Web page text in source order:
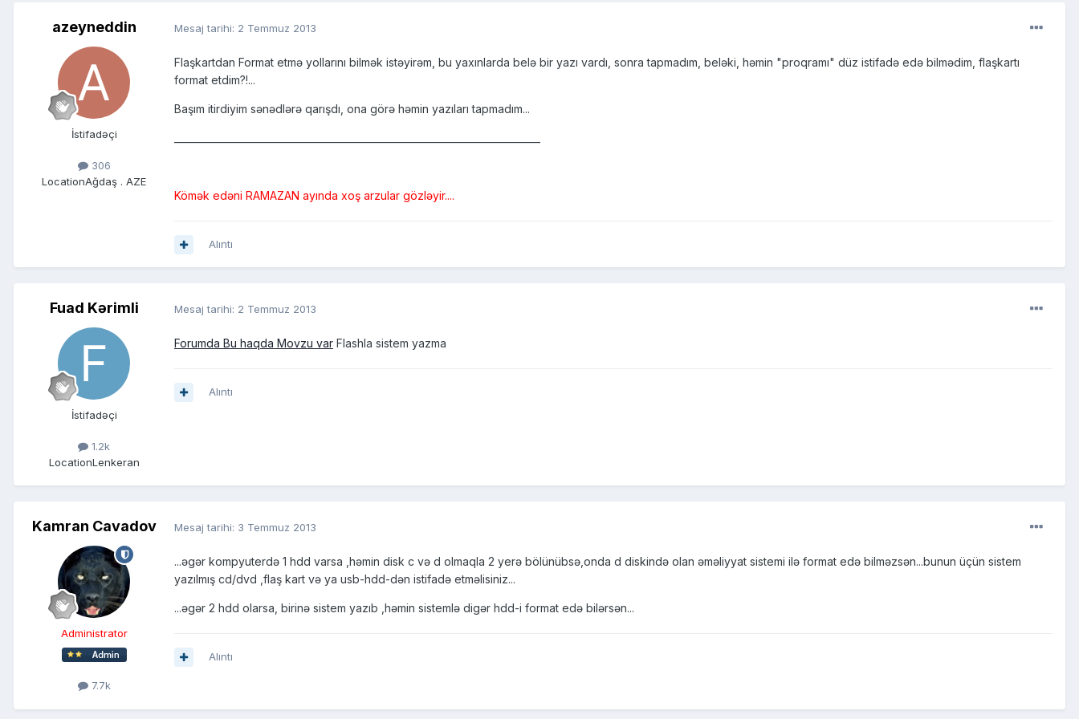
azeyneddin
İstifadəçi
306
LocationAğdaş . AZE
Mesaj tarihi: 2 Temmuz 2013
Flaşkartdan Format etmə yollarını bilmək istəyirəm, bu yaxınlarda belə bir yazı vardı, sonra tapmadım, beləki, həmin "proqramı" düz istifadə edə bilmədim, flaşkartı
format etdim?!...
Başım itirdiyim sənədlərə qarışdı, ona görə həmin yazıları tapmadım...
Kömək edəni RAMAZAN ayında xoş arzular gözləyir....
Alıntı
Fuad Kərimli
İstifadəçi
1.2k
LocationLenkeran
Mesaj tarihi: 2 Temmuz 2013
Forumda Bu haqda Movzu var Flashla sistem yazma
Alıntı
Kamran Cavadov
Administrator
7.7k
Mesaj tarihi: 3 Temmuz 2013
...əgər kompyuterdə 1 hdd varsa ,həmin disk c və d olmaqla 2 yerə bölünübsə,onda d diskində olan əməliyyat sistemi ilə format edə bilməzsən...bunun üçün sistem
yazılmış cd/dvd ,flaş kart və ya usb-hdd-dən istifadə etməlisiniz...
...əgər 2 hdd olarsa, birinə sistem yazıb ,həmin sistemlə digər hdd-i format edə bilərsən...
Alıntı